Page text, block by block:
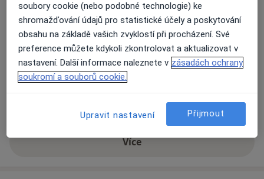
Odborník na:
Dětská psychologie
Psychosomatika
Psychoterapie
Hlavní léčená onemocnění
Emocionální bolest
Víceo zkušenostech
soubory cookie (nebo podobné technologie) ke
shromažďování údajů pro statistické účely a poskytování
obsahu na základě vašich zvyklostí při procházení. Své
preference můžete kdykoli zkontrolovat a aktualizovat v
nastavení. Další informace naleznete v zásadách ochrany
soukromí a souborů cookie.
Upravit nastavení Přijmout